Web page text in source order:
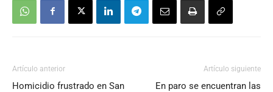
Artículo anterior
Homicidio frustrado en San
Artículo siguiente
En paro se encuentran las